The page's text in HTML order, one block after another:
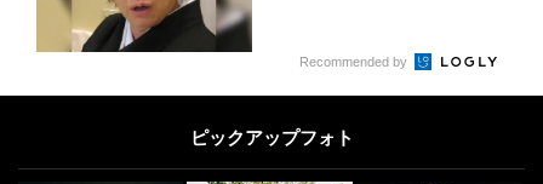
Recommended by
ピックアップフォト